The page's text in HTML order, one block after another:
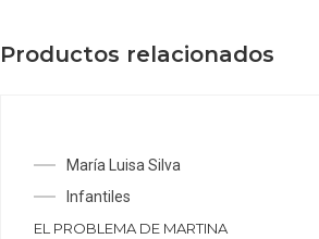
Productos relacionados
María Luisa Silva
Infantiles
EL PROBLEMA DE MARTINA